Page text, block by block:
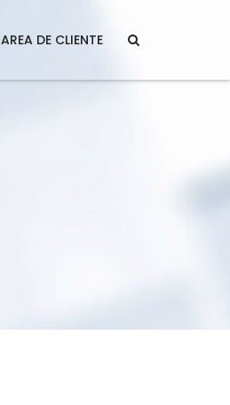
AREA DE CLIENTE